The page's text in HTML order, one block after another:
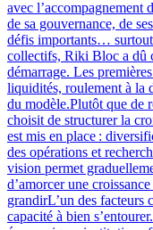
avec l’accompagnement
de sa gouvernance, de
défis importants…
collectifs, Riki Bloc a dû
démarrage. Les
liquidités, roulement à la
du modèle.Plutôt que de
choisit de structurer la
est mis en place :
des opérations et
vision permet
d’amorcer une
grandirL’un des facteurs
capacité à bien